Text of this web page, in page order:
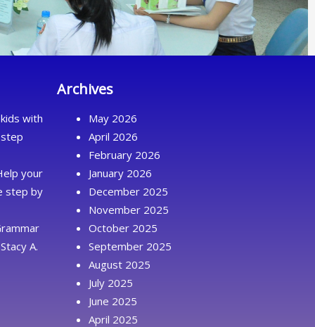
with
your
step by
A.
Archives
May 2026
April 2026
February 2026
January 2026
December 2025
November 2025
October 2025
September 2025
August 2025
July 2025
June 2025
April 2025